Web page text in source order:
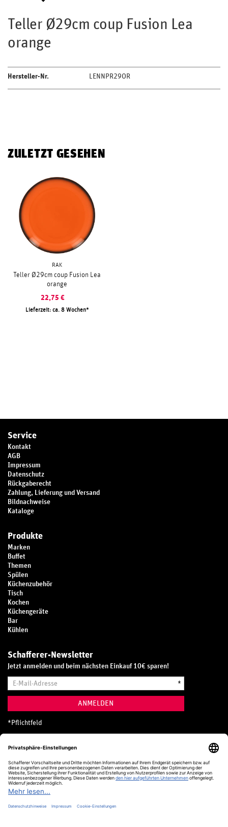
Teller Ø29cm coup Fusion Lea
orange
Hersteller-Nr. LENNPR29OR
ZULETZT GESEHEN
RAK
Teller Ø29cm coup Fusion Lea
orange
22,75 €
Lieferzeit: ca. 8 Wochen
Service
Kontakt
AGB
Impressum
Datenschutz
Rückgaberecht
Zahlung, Lieferung und Versand
Bildnachweise
Kataloge
Produkte
Marken
Buffet
Themen
Spülen
Küchenzubehör
Tisch
Kochen
Küchengeräte
Bar
Kühlen
Schafferer-Newsletter
Jetzt anmelden und beim nächsten Einkauf 10€ sparen!
Mail-
*
ANMELDEN
* Pflichtfeld
Hotline
0800 20 70 300 (D)
Kostenlos aus dem deutschen Festnetz
24 Stunden / 365 Tage im Jahr